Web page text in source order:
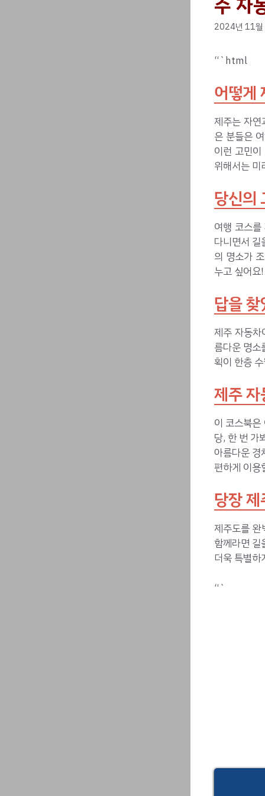
2024년 11
“`html
어떻게
제주는 자연
은 분들은
이런 고민
위해서는 미
당신의
여행 코스
다니면서
의 명소가
누고 싶어요!
답을
제주 자동
름다운 명
획이 한층
제주
이 코스북
당, 한 번 가
아름다운 경
편하게 이용
당장
제주도를
함께라면 길
더욱 특별하
“`